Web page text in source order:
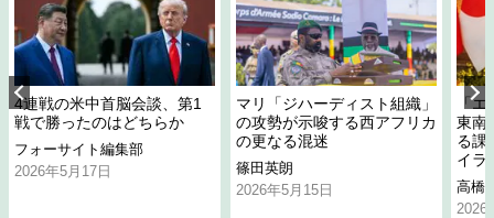
4連戦の米中首脳会談、第1
戦で勝ったのはどちらか
フォーサイト編集部
2026年5月17日
マリ「ジハーディスト組織」
の攻勢が示唆する西アフリカ
の更なる混迷
篠田英朗
2026年5月15日
「
東南
る課
イラ
高橋
2026